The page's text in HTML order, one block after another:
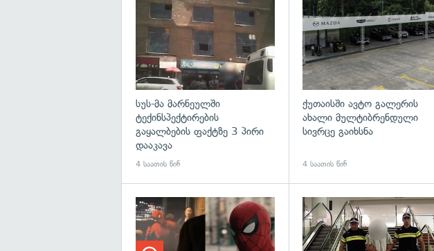
სუს-მა მარნეულში
ტექინსპექტირების
გაყალბების ფაქტზე 3 პირი
დააკავა
4 საათის წინ
ქუთაისში ავტო გალერის
ახალი მულტიბრენდული
სივრცე გაიხსნა
4 საათის წინ